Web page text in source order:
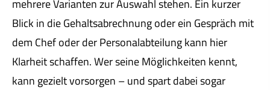
mehrere Varianten zur Auswahl stehen. Ein kurzer
Blick in die Gehaltsabrechnung oder ein Gespräch mit
dem Chef oder der Personalabteilung kann hier
Klarheit schaffen. Wer seine Möglichkeiten kennt,
kann gezielt vorsorgen – und spart dabei sogar